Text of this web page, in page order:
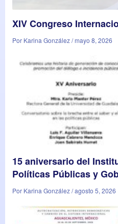
XIV Congreso
Por Karina González / mayo 8, 2026
15 aniversario del
Políticas Públicas y
Por Karina González / agosto 5, 2026